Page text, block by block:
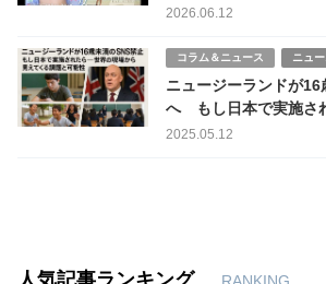
薬物検査…海外出稼ぎ
2026.06.12
コラム＆ニュース ニュー
ニュージーランドが16
へ もし日本で実施されたら 世界
ら見えてくる課題と可
2025.05.12
人気記事ランキング